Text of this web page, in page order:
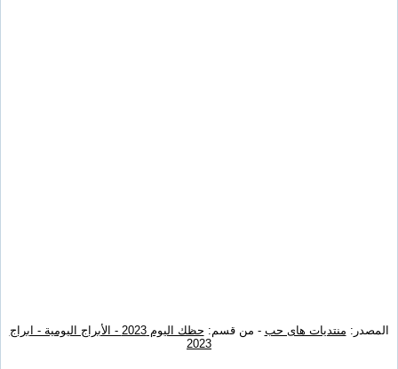
المصدر: منتديات هاى حب - من قسم:
حظك اليوم 2023 - الأبراج اليومية - ابراج
2023